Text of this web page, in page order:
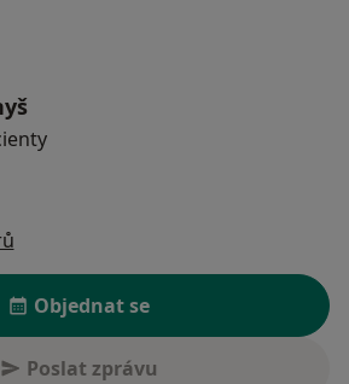
Objednat se
Poslat zprávu